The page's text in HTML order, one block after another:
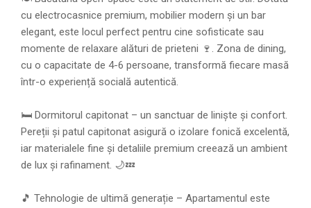
cu electrocasnice premium, mobilier modern și un bar
elegant, este locul perfect pentru cine sofisticate sau
momente de relaxare alături de prieteni 🍷. Zona de dining,
cu o capacitate de 4-6 persoane, transformă fiecare masă
într-o experiență socială autentică.
🛏️ Dormitorul capitonat – un sanctuar de liniște și confort.
Pereții și patul capitonat asigură o izolare fonică excelentă,
iar materialele fine și detaliile premium creează un ambient
de lux și rafinament. 🌙💤
🎵 Tehnologie de ultimă generație – Apartamentul este